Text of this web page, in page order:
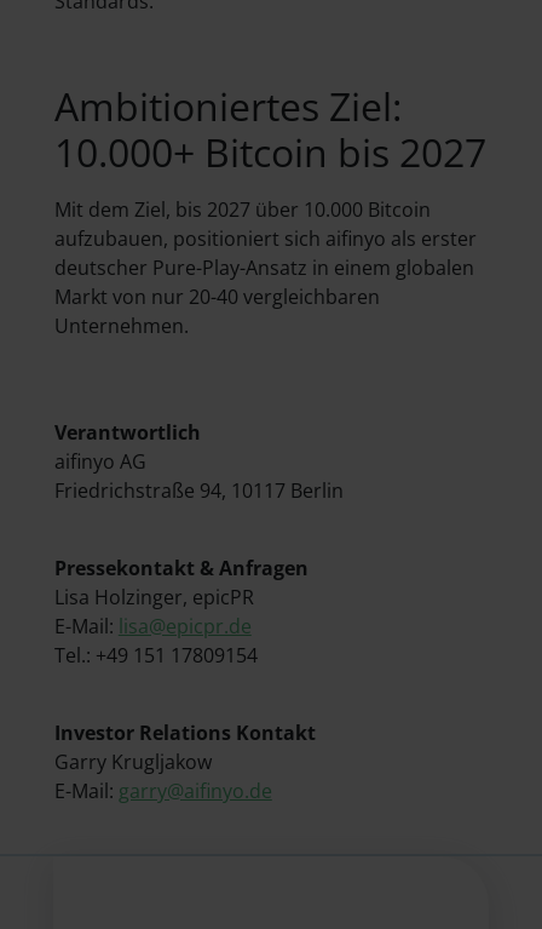
Ambitioniertes Ziel:
10.000+ Bitcoin bis 2027
Mit dem Ziel, bis 2027 über 10.000 Bitcoin
aufzubauen, positioniert sich aifinyo als erster
deutscher Pure-Play-Ansatz in einem globalen
Markt von nur 20-40 vergleichbaren
Unternehmen.
Verantwortlich
aifinyo AG
Friedrichstraße 94, 10117 Berlin
Pressekontakt & Anfragen
Lisa Holzinger, epicPR
E-Mail: lisa@epicpr.de
Tel.: +49 151 17809154
Investor Relations Kontakt
Garry Krugljakow
E-Mail: garry@aifinyo.de